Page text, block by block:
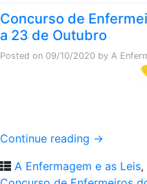
Concurso de
a 23 de Outubro
Posted on 09/10/2020 by A
Continue reading →
A Enfermagem e as Leis,